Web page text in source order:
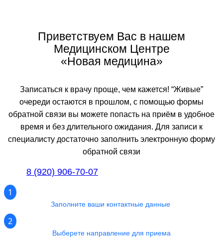
Приветствуем Вас в нашем
Медицинском Центре
«Новая медицина»
Записаться к врачу проще, чем кажется! “Живые”
очереди остаются в прошлом, с помощью формы
обратной связи вы можете попасть на приём в удобное
время и без длительного ожидания. Для записи к
специалисту достаточно заполнить электронную форму
обратной связи
8 (920) 906-70-07
1
Заполните ваши контактные данные
2
Выберете направление для приема